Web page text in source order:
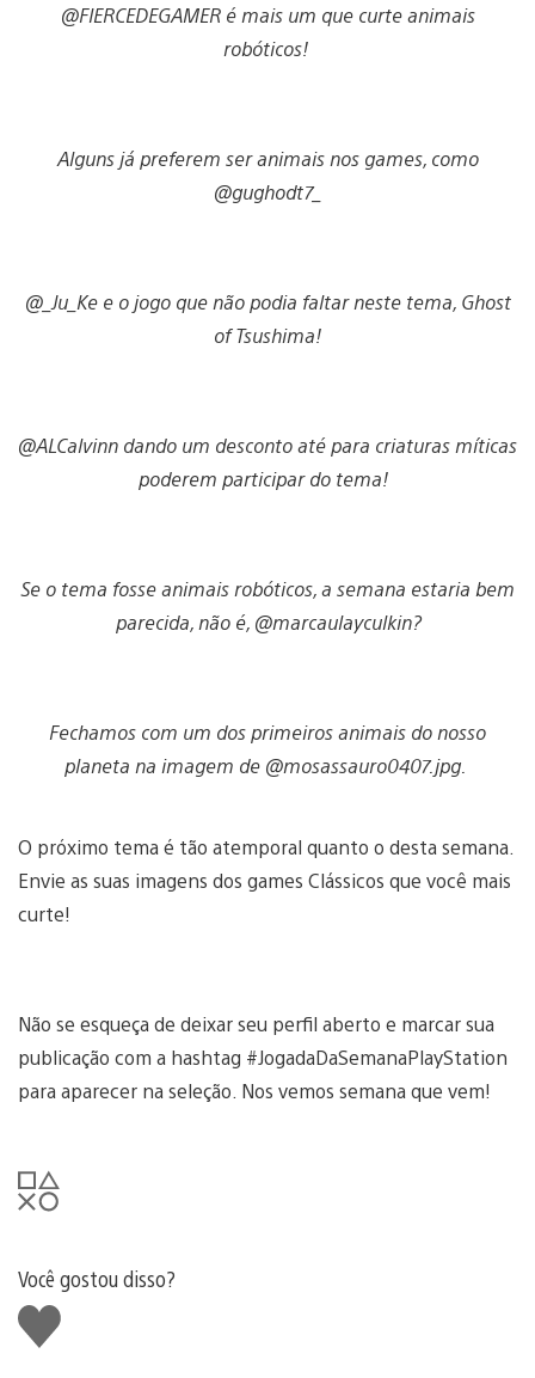
@FIERCEDEGAMER é mais um que curte animais
robóticos!
Alguns já preferem ser animais nos games, como
@gughodt7_
@_Ju_Ke e o jogo que não podia faltar neste tema, Ghost
of Tsushima!
@ALCalvinn dando um desconto até para criaturas míticas
poderem participar do tema!
Se o tema fosse animais robóticos, a semana estaria bem
parecida, não é, @marcaulayculkin?
Fechamos com um dos primeiros animais do nosso
planeta na imagem de @mosassauro0407.jpg.
O próximo tema é tão atemporal quanto o desta semana.
Envie as suas imagens dos games Clássicos que você mais
curte!
Não se esqueça de deixar seu perfil aberto e marcar sua
publicação com a hashtag #JogadaDaSemanaPlayStation
para aparecer na seleção. Nos vemos semana que vem!
Você gostou disso?
Curtir